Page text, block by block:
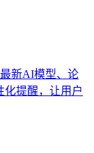
新AI模型、论
化提醒，让用户